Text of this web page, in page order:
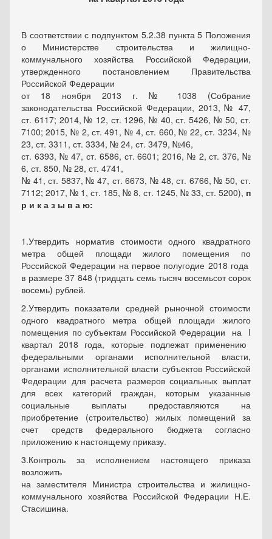
В соответствии с подпунктом 5.2.38 пункта 5 Положения
о Министерстве строительства и жилищно-
коммунального хозяйства Российской Федерации,
утвержденного постановлением Правительства
Российской Федерации
от 18 ноября 2013 г. №
1038 (Собрание
законодательства Российской Федерации, 2013, № 47,
ст. 6117; 2014, № 12, ст. 1296, № 40, ст. 5426, № 50, ст.
7100; 2015, № 2, ст. 491, № 4, ст. 660, № 22, ст. 3234, №
23, ст. 3311, ст. 3334, № 24, ст. 3479, №46,
ст. 6393, № 47, ст. 6586, ст. 6601; 2016, № 2, ст. 376, №
6, ст. 850, № 28, ст. 4741,
№ 41, ст. 5837, № 47, ст. 6673, № 48, ст. 6766, № 50, ст.
7112; 2017, № 1, ст. 185, № 8, ст. 1245, № 33, ст. 5200), п
р и к а з ы в а ю:
1.Утвердить норматив стоимости одного квадратного
метра общей площади жилого помещения по
Российской Федерации на первое полугодие 2018 года
в размере 37 848 (тридцать семь тысяч восемьсот сорок
восемь) рублей.
2.Утвердить показатели средней рыночной стоимости
одного квадратного метра общей площади жилого
помещения по субъектам Российской Федерации на I
квартал 2018 года, которые подлежат применению
федеральными органами исполнительной власти,
органами исполнительной власти субъектов Российской
Федерации для расчета размеров социальных выплат
для всех категорий граждан, которым указанные
социальные выплаты предоставляются на
приобретение (строительство) жилых помещений за
счет средств федерального бюджета согласно
приложению к настоящему приказу.
3.Контроль за исполнением настоящего приказа
возложить
на заместителя Министра строительства и жилищно-
коммунального хозяйства Российской Федерации Н.Е.
Стасишина.